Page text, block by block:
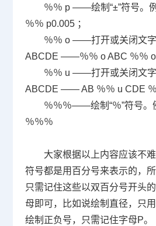
％％ p ——绘制“±”符号。
％％ p0.005 ；
％％ o ——打开或关闭文字
ABCDE ——％％ o ABC ％％
％％ u ——打开或关闭文字
ABCDE ——AB ％％ u CDE
％％％——绘制“％”符号。
％％％
大家根据以上内容应该不
符号都是用百分号来表示的，所
只需记住这些以双百分号开头
母即可，比如说绘制直径，只
绘制正负号，只需记住字母P。